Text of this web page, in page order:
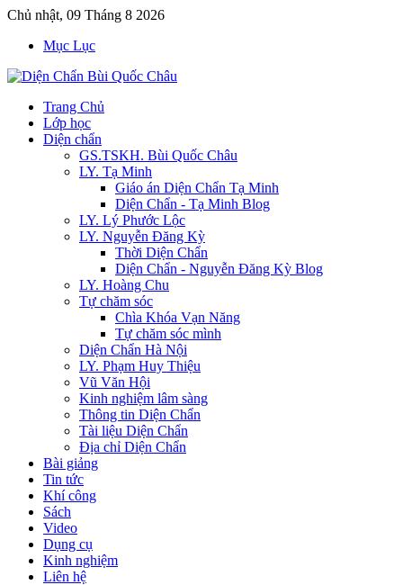
Chủ nhật, 09 Tháng 8 2026
Mục Lục
Trang Chủ
Lớp học
Diện chẩn
GS.TSKH. Bùi Quốc Châu
LY. Tạ Minh
Giáo án Diện Chẩn Tạ Minh
Diện Chẩn - Tạ Minh Blog
LY. Lý Phước Lộc
LY. Nguyễn Đăng Kỳ
Thời Diện Chẩn
Diện Chẩn - Nguyễn Đăng Kỳ Blog
LY. Hoàng Chu
Tự chăm sóc
Chìa Khóa Vạn Năng
Tự chăm sóc mình
Diện Chẩn Hà Nội
LY. Phạm Huy Thiệu
Vũ Văn Hội
Kinh nghiệm lâm sàng
Thông tin Diện Chẩn
Tài liệu Diện Chẩn
Địa chỉ Diện Chẩn
Bài giảng
Tin tức
Khí công
Sách
Video
Dụng cụ
Kinh nghiệm
Liên hệ